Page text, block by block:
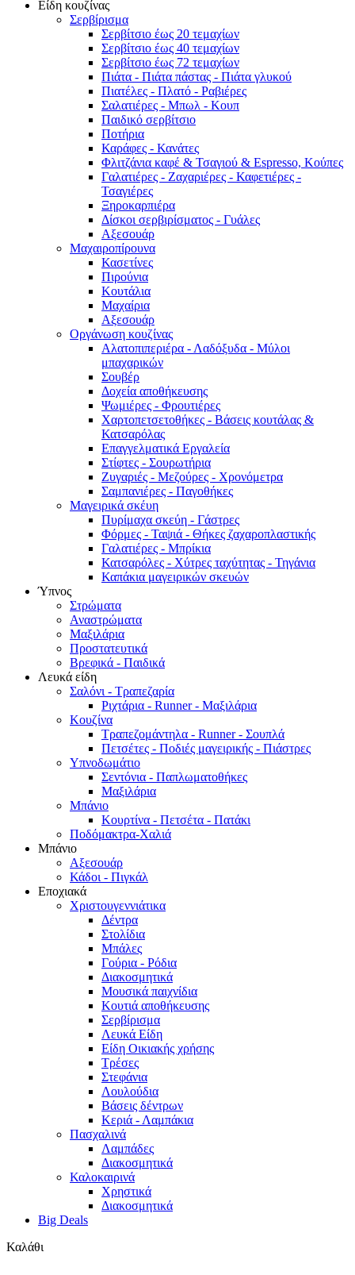
Είδη κουζίνας
Σερβίρισμα
Σερβίτσιο έως 20 τεμαχίων
Σερβίτσιο έως 40 τεμαχίων
Σερβίτσιο έως 72 τεμαχίων
Πιάτα - Πιάτα πάστας - Πιάτα γλυκού
Πιατέλες - Πλατό - Ραβιέρες
Σαλατιέρες - Μπωλ - Κουπ
Παιδικό σερβίτσιο
Ποτήρια
Καράφες - Κανάτες
Φλιτζάνια καφέ & Τσαγιού & Espresso, Κούπες
Γαλατιέρες - Ζαχαριέρες - Καφετιέρες -
Τσαγιέρες
Ξηροκαρπιέρα
Δίσκοι σερβιρίσματος - Γυάλες
Αξεσουάρ
Μαχαιροπίρουνα
Κασετίνες
Πιρούνια
Κουτάλια
Μαχαίρια
Αξεσουάρ
Οργάνωση κουζίνας
Αλατοπιπεριέρα - Λαδόξυδα - Μύλοι
μπαχαρικών
Σουβέρ
Δοχεία αποθήκευσης
Ψωμιέρες - Φρουτιέρες
Χαρτοπετσετοθήκες - Βάσεις κουτάλας &
Κατσαρόλας
Επαγγελματικά Εργαλεία
Στίφτες - Σουρωτήρια
Ζυγαριές - Μεζούρες - Χρονόμετρα
Σαμπανιέρες - Παγοθήκες
Μαγειρικά σκέυη
Πυρίμαχα σκεύη - Γάστρες
Φόρμες - Ταψιά - Θήκες ζαχαροπλαστικής
Γαλατιέρες - Μπρίκια
Κατσαρόλες - Χύτρες ταχύτητας - Τηγάνια
Καπάκια μαγειρικών σκευών
Ύπνος
Στρώματα
Αναστρώματα
Μαξιλάρια
Προστατευτικά
Βρεφικά - Παιδικά
Λευκά είδη
Σαλόνι - Τραπεζαρία
Ριχτάρια - Runner - Μαξιλάρια
Κουζίνα
Τραπεζομάντηλα - Runner - Σουπλά
Πετσέτες - Ποδιές μαγειρικής - Πιάστρες
Υπνοδωμάτιο
Σεντόνια - Παπλωματοθήκες
Μαξιλάρια
Μπάνιο
Κουρτίνα - Πετσέτα - Πατάκι
Ποδόμακτρα-Χαλιά
Μπάνιο
Αξεσουάρ
Κάδοι - Πιγκάλ
Εποχιακά
Χριστουγεννιάτικα
Δέντρα
Στολίδια
Μπάλες
Γούρια - Ρόδια
Διακοσμητικά
Μουσικά παιχνίδια
Κουτιά αποθήκευσης
Σερβίρισμα
Λευκά Είδη
Είδη Οικιακής χρήσης
Τρέσες
Στεφάνια
Λουλούδια
Βάσεις δέντρων
Κεριά - Λαμπάκια
Πασχαλινά
Λαμπάδες
Διακοσμητικά
Καλοκαιρινά
Χρηστικά
Διακοσμητικά
Big Deals
Καλάθι